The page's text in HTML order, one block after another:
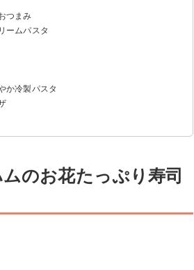
つまみ
ームパスタ
か冷製パスタ
のお花たっぷり寿司